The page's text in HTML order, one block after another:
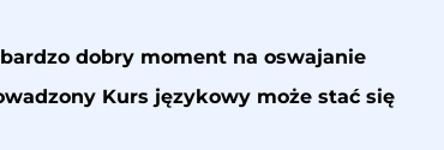
dobry moment na oswajanie
Kurs językowy może stać się